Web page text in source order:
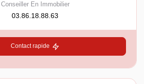
Conseiller En Immobilier
03.86.18.88.63
Contact rapide